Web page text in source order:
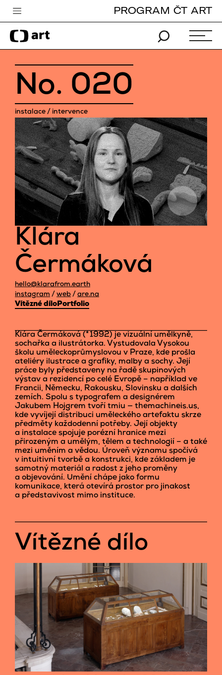
Česká televize
Zpravodajství
Sport
iVysílání
TV program
Pro děti
edu
Vše o ČT
PROGRAM ČT ART
No. 020
instalace / intervence
Klára
Čermáková
hello@klarafrom.earth
instagram/ web/ are.na
Vítězné díloPortfolio
Klára Čermáková (* 1992) je vizuální umělkyně,
sochařka a ilustrátorka. Vystudovala Vysokou
školu uměleckoprůmyslovou v Praze, kde prošla
ateliéry ilustrace a grafiky, malby a sochy. Její
práce byly představeny na řadě skupinových
výstav a rezidencí po celé Evropě – například ve
Francii, Německu, Rakousku, Slovinsku a dalších
zemích. Spolu s typografem a designérem
Jakubem Hojgrem tvoří tmiu — themachineis.us,
kde vyvíjejí distribuci uměleckého artefaktu skrze
předměty každodenní potřeby. Její objekty
a instalace spojuje porézní hranice mezi
přirozeným a umělým, tělem a technologií – a také
mezi uměním a vědou. Úroveň významu spočívá
v intuitivní tvorbě a konstrukci, kde základem je
samotný materiál a radost z jeho proměny
a objevování. Umění chápe jako formu
komunikace, která otevírá prostor pro jinakost
a představivost mimo instituce.
Vítězné dílo